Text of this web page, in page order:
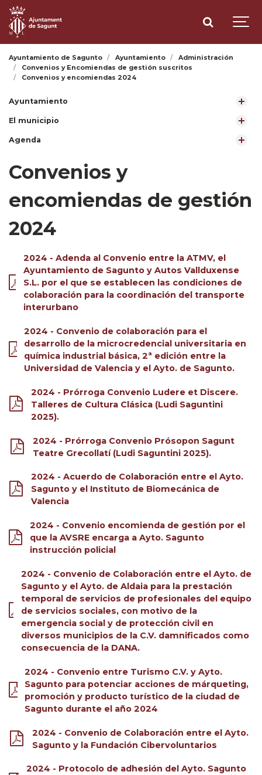
Ayuntamiento de Sagunto Ayuntamiento
Administración
Convenios y Encomiendas de gestión suscritos
Convenios y encomiendas 2024
Ayuntamiento
El municipio
Agenda
Convenios y
encomiendas de gestión
2024
2024 - Adenda al Convenio entre la ATMV, el
Ayuntamiento de Sagunto y Autos Vallduxense
S.L. por el que se establecen las condiciones de
colaboración para la coordinación del transporte
interurbano
2024 - Convenio de colaboración para el
desarrollo de la microcredencial universitaria en
química industrial básica, 2ª edición entre la
Universidad de Valencia y el Ayto. de Sagunto.
2024 - Prórroga Convenio Ludere et Discere.
Talleres de Cultura Clásica (Ludi Saguntini
2025).
2024 - Prórroga Convenio Prósopon Sagunt
Teatre Grecollatí (Ludi Saguntini 2025).
2024 - Acuerdo de Colaboración entre el Ayto.
Sagunto y el Instituto de Biomecánica de
Valencia
2024 - Convenio encomienda de gestión por el
que la AVSRE encarga a Ayto. Sagunto
instrucción policial
2024 - Convenio de Colaboración entre el Ayto. de
Sagunto y el Ayto. de Aldaia para la prestación
temporal de servicios de profesionales del equipo
de servicios sociales, con motivo de la
emergencia social y de protección civil en
diversos municipios de la C.V. damnificados como
consecuencia de la DANA.
2024 - Convenio entre Turismo C.V. y Ayto.
Sagunto para potenciar acciones de márqueting,
promoción y producto turístico de la ciudad de
Sagunto durante el año 2024
2024 - Convenio de Colaboración entre el Ayto.
Sagunto y la Fundación Cibervoluntarios
2024 - Protocolo de adhesión del Ayto. Sagunto